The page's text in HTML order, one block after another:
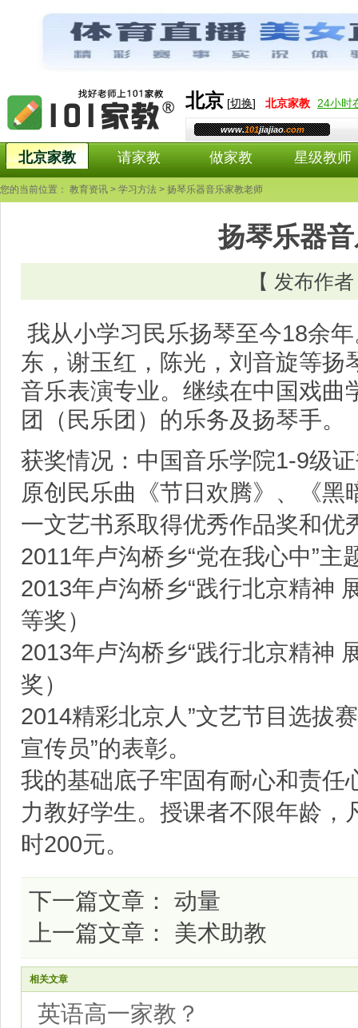
北京 [切换] 北京家教 24小时
www.101jiajiao.com
北京家教 请家教 做家教 星级教师
您的当前位置： 教育资讯 > 学习方法 > 扬琴乐器音乐家教老师
扬琴乐器
【 发布作
我从小学习民乐扬琴至今18余
东，谢玉红，陈光，刘音旋等
音乐表演专业。继续在中国戏曲
团（民乐团）的乐务及扬琴手。
获奖情况：中国音乐学院1-9级
原创民乐曲《节日欢腾》、《
一文艺书系取得优秀作品奖和优
2011年卢沟桥乡“党在我心中”主
2013年卢沟桥乡“践行北京精神
等奖）
2013年卢沟桥乡“践行北京精神
奖）
2014精彩北京人”文艺节目选拔
宣传员”的表彰。
我的基础底子牢固有耐心和责任
力教好学生。授课者不限年龄
时200元。
下一篇文章： 动量
上一篇文章： 美术助教
相关文章
英语高一家教？